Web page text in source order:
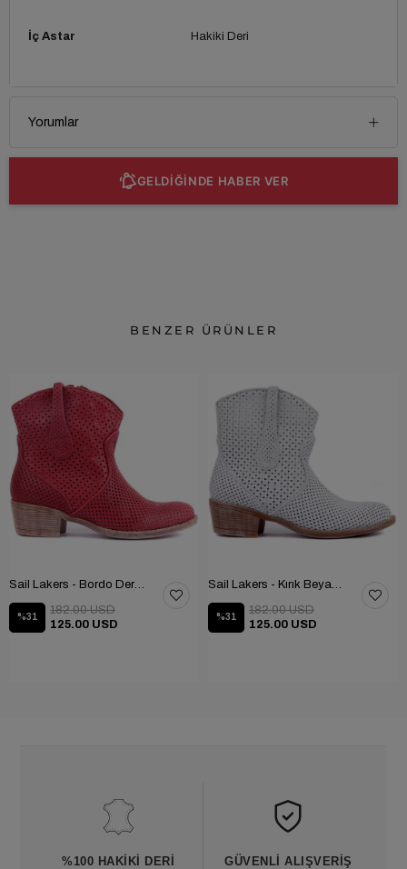
İç Astar Hakiki Deri
Yorumlar
GELDİĞİNDE HABER VER
BENZER ÜRÜNLER
%31
125.00 USD
182.00 USD
%31
125.00 USD
182.00 USD
%100 HAKIKI DERI GÜVENLI ALIŞVERIŞ